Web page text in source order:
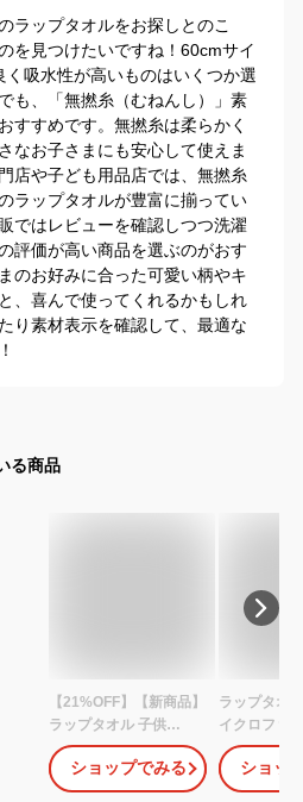
ラップタオルをお探しとのこ
を見つけたいですね！60cmサイ
く吸水性が高いものはいくつか選
も、「無撚糸（むねんし）」素
すすめです。無撚糸は柔らかく
なお子さまにも安心して使えま
店や子ども用品店では、無撚糸
ラップタオルが豊富に揃ってい
ではレビューを確認しつつ洗濯
評価が高い商品を選ぶのがおす
のお好みに合った可愛い柄やキ
、喜んで使ってくれるかもしれ
り素材表示を確認して、最適な
る商品
【21%OFF】【新商品】
ラップタオル 子供
60cm 無地 綿100% 速乾
女の子 男の子 プール ス
イミング 海水浴（圧縮
ショップでみる
ラップタオ
イクロファ
タオル
ル 子ども プ
替えタオル
ショッ